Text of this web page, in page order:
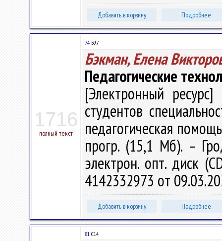
Добавить в корзину Подробнее
1716
полный текст
74 Б97
Бэкман, Елена
Педагогические
[Электронный
студентов
педагогическая
прогр. (15,1 Мб). –
электрон. опт. диск
4142332973 от
Добавить в корзину Подробнее
81 С14